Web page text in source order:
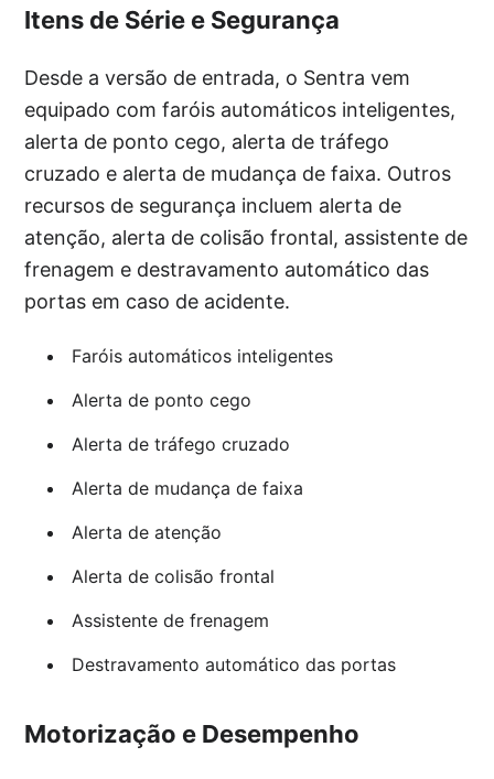
Itens de Série e Segurança
Desde a versão de entrada, o Sentra vem
equipado com faróis automáticos inteligentes,
alerta de ponto cego, alerta de tráfego
cruzado e alerta de mudança de faixa. Outros
recursos de segurança incluem alerta de
atenção, alerta de colisão frontal, assistente de
frenagem e destravamento automático das
portas em caso de acidente.
Faróis automáticos inteligentes
Alerta de ponto cego
Alerta de tráfego cruzado
Alerta de mudança de faixa
Alerta de atenção
Alerta de colisão frontal
Assistente de frenagem
Destravamento automático das portas
Motorização e Desempenho